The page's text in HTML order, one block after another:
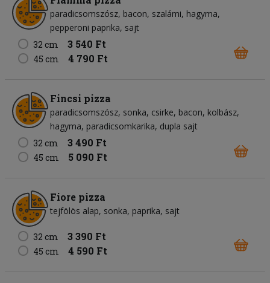
paradicsomszósz bacon szalámi hagyma
pepperoni paprika sajt
32 cm
3 540 Ft
45 cm 4 790 Ft
Fincsi pizza
paradicsomszósz sonka csirke bacon kolbász
hagyma paradicsomkarika dupla sajt
32 cm
3 490 Ft
45 cm 5 090 Ft
Fiore pizza
tejfölös alap sonka paprika sajt
32 cm 3 390 Ft
45 cm 4 590 Ft